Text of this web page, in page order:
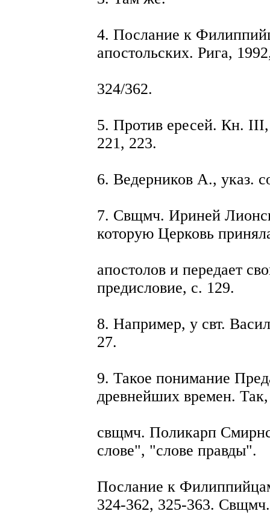
4. Послание к
апостольских. Рига,
324/362.
5. Против ересей. Кн.
221, 223.
6. Ведерников А., указ.
7. Свщмч. Ириней
которую Церковь
апостолов и передает
предисловие, с. 129.
8. Например, у свт.
27.
9. Такое понимание
древнейших времен. Так,
свщмч. Поликарп
слове", "слове правды".
Послание к
324-362, 325-363. Свщмч.